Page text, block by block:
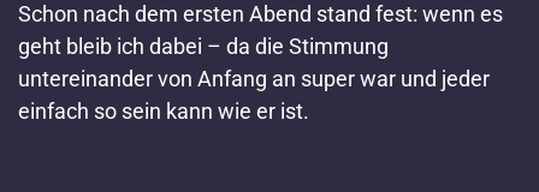
Schon nach dem ersten Abend stand fest: wenn es
geht bleib ich dabei – da die Stimmung
untereinander von Anfang an super war und jeder
einfach so sein kann wie er ist.